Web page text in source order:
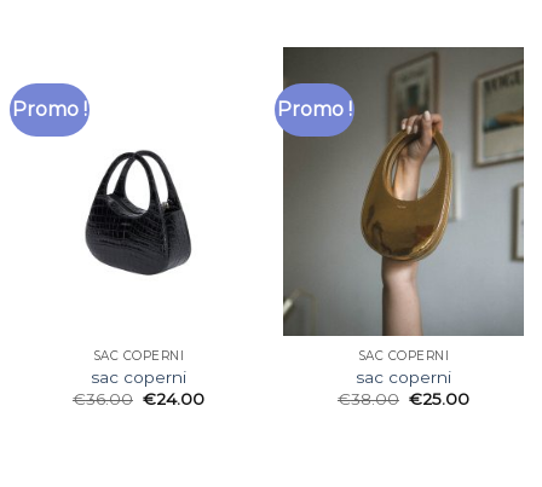
Promo !
SAC COPERNI
sac coperni
€36.00 €24.00
Promo !
SAC COPERNI
sac coperni
€38.00 €25.00